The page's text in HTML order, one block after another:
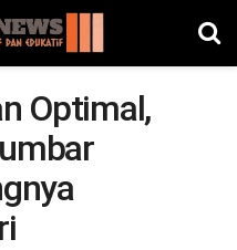
Optimal,